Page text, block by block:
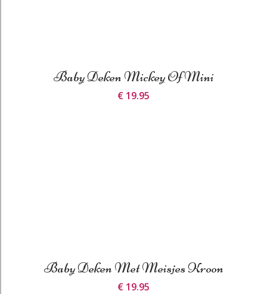
Baby Deken Mickey Of Mini
€ 19.95
Baby Deken Met Meisjes Kroon
€ 19.95